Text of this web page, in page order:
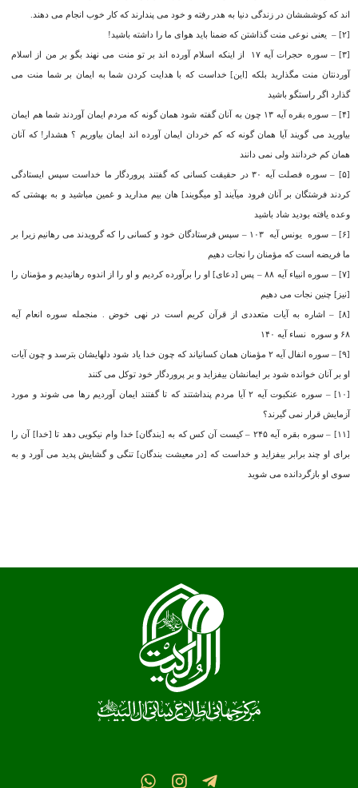
‏اند که کوشش‏شان در زندگى دنیا به هدر رفته و خود می پندارند که کار خوب انجام می ‏دهند.
[۲] – یعنی نوعی منت گذاشتن که ضمنا باید هوای ما را داشته باشید!
[۳] – سوره حجرات آیه ۱۷ از اینکه اسلام آورده‏ اند بر تو منت می ‏نهند بگو بر من از اسلام‏
آوردنتان منت مگذارید بلکه [این] خداست که با هدایت‏ کردن شما به ایمان بر شما منت مى‏
گذارد اگر راستگو باشید
[۴] – سوره بقره آیه ۱۳ چون به آنان گفته شود همان گونه که مردم ایمان آوردند شما هم ایمان
بیاورید مى‏ گویند آیا همان گونه که کم خردان ایمان آورده‏ اند ایمان بیاوریم ؟ هشدار! که آنان
همان کم‏ خردانند ولى نمى‏ دانند
[۵] – سوره فصلت آیه ۳۰ در حقیقت کسانى که گفتند پروردگار ما خداست‏ سپس ایستادگى
کردند فرشتگان بر آنان فرود می‏آیند [و می‏گویند] هان بیم مدارید و غمین مباشید و به بهشتى که
وعده یافته بودید شاد باشید
[۶] – سوره یونس آیه ۱۰۳ – سپس فرستادگان خود و کسانى را که گرویدند می ‏رهانیم زیرا بر
ما فریضه است که مؤمنان را نجات دهیم
[۷] – سوره انبیاء آیه ۸۸ – پس [دعاى] او را برآورده کردیم و او را از اندوه رهانیدیم و مؤمنان را
[نیز] چنین نجات مى‏ دهیم
[۸] – اشاره به آیات متعددی از قرآن کریم است در نهی خوض . منجمله سوره انعام آیه
۶۸ و سوره نساء آیه ۱۴۰
[۹] – سوره انفال آیه ۲ مؤمنان همان کسانی‏اند که چون خدا یاد شود دلهایشان بترسد و چون آیات
او بر آنان خوانده شود بر ایمانشان بیفزاید و بر پروردگار خود توکل مى ‏کنند
[۱۰] – سوره عنکبوت آیه ۲ آیا مردم پنداشتند که تا گفتند ایمان آوردیم رها مى ‏شوند و مورد
آزمایش قرار نمی ‏گیرند؟
[۱۱] – سوره بقره آیه ۲۴۵ – کیست آن کس که به [بندگان] خدا وام نیکویى دهد تا [خدا] آن را
براى او چند برابر بیفزاید و خداست که [در معیشت بندگان] تنگى و گشایش پدید می آورد و به
سوى او بازگردانده می ‏شوید